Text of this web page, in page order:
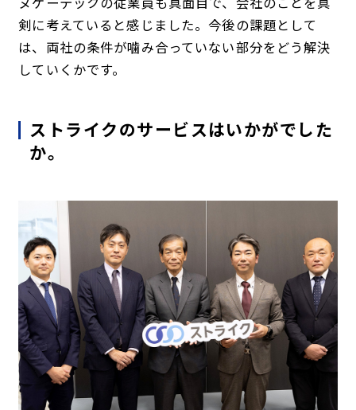
剣に考えていると感じました。今後の課題として
は、両社の条件が噛み合っていない部分をどう解決
していくかです。
ストライクのサービスはいかがでした
か。